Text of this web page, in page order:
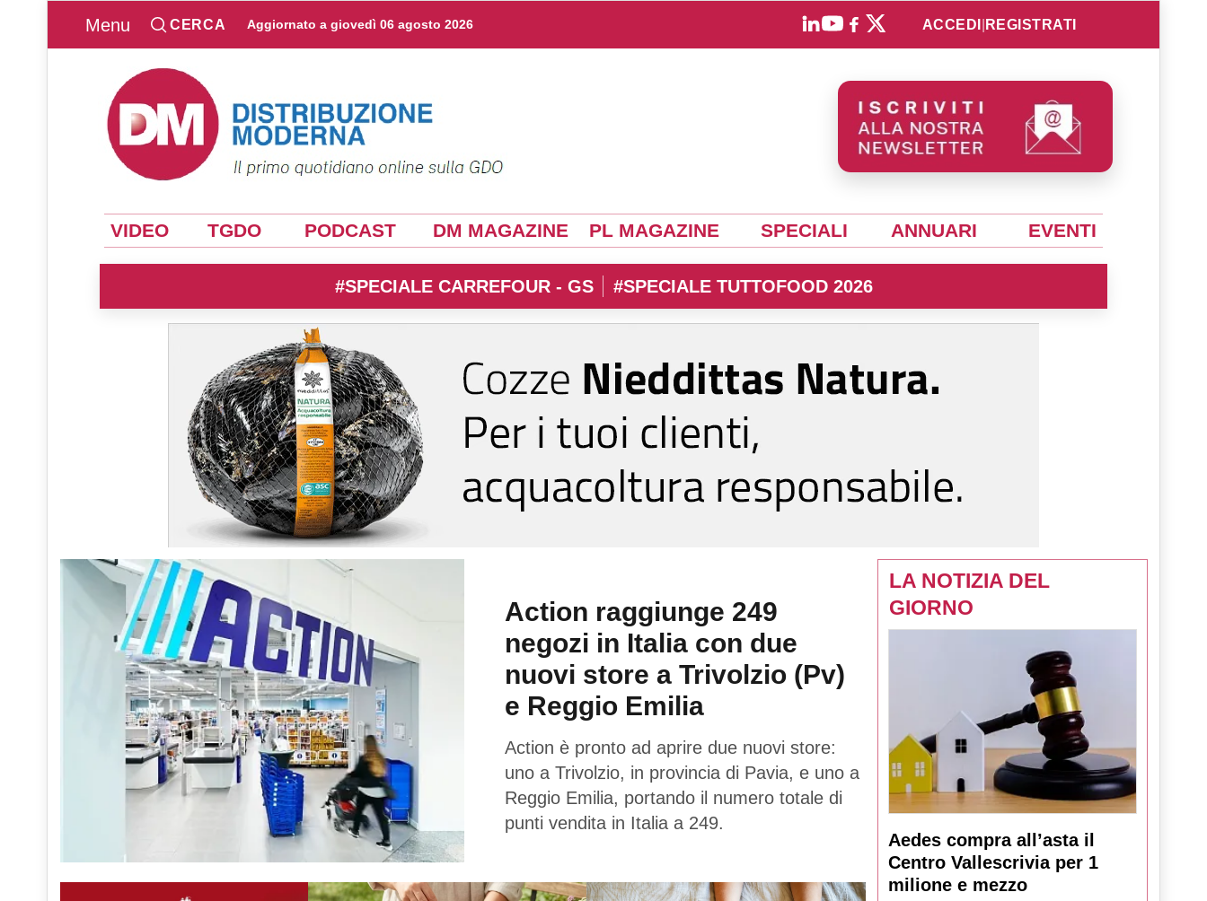
Menu CERCA Aggiornato a giovedì 06 agosto 2026 ACCEDI REGISTRATI
VIDEO TGDO PODCAST DM MAGAZINE PL MAGAZINE SPECIALI ANNUARI EVENTI
#SPECIALE CARREFOUR - GS #SPECIALE TUTTOFOOD 2026
Action raggiunge 249
negozi in Italia con due
nuovi store a Trivolzio (Pv)
e Reggio Emilia
Action è pronto ad aprire due nuovi store:
uno a Trivolzio, in provincia di Pavia, e uno a
Reggio Emilia, portando il numero totale di
punti vendita in Italia a 249.
LA NOTIZIA DEL
GIORNO
Aedes compra all’asta il
Centro Vallescrivia per 1
milione e mezzo